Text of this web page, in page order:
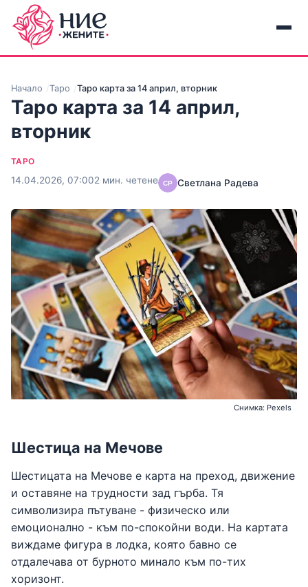
Начало Таро Таро карта за 14 април, вторник
Таро карта за 14 април,
вторник
ТАРО
14.04.2026, 07:002 мин. четене Светлана Радева
Снимка: Pexels
Шестица на Мечове
Шестицата на Мечове е карта на преход, движение
и оставяне на трудности зад гърба. Тя
символизира пътуване - физическо или
емоционално - към по-спокойни води. На картата
виждаме фигура в лодка, която бавно се
отдалечава от бурното минало към по-тих
хоризонт.